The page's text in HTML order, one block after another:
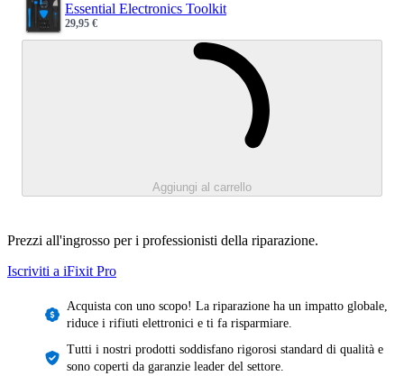
Essential Electronics Toolkit
Sale price
29,95 €
Aggiungi al carrello
Prezzi all'ingrosso per i professionisti della riparazione.
Iscriviti a iFixit Pro
Acquista con uno scopo! La riparazione ha un impatto globale,
riduce i rifiuti elettronici e ti fa risparmiare.
Tutti i nostri prodotti soddisfano rigorosi standard di qualità e
sono coperti da garanzie leader del settore.